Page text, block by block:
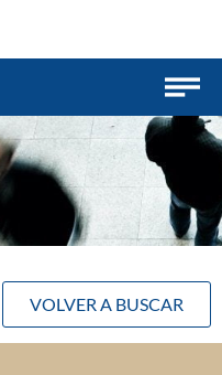
VOLVER A BUSCAR